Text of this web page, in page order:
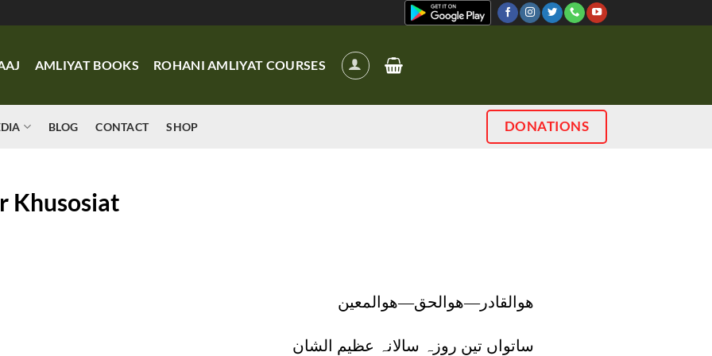
AMLIYAT BOOKS ROHANI AMLIYAT COURSES
BLOG CONTACT SHOP DONATIONS
Khusosiat
ھوالقادر—ھوالحق—ھوالمعین
ساتواں تین روزہ سالانہ عظیم الشان